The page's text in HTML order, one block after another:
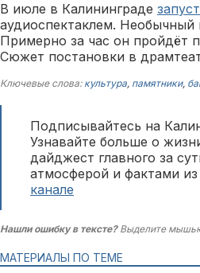
В июле в Калининграде
аудиоспектаклем.
Примерно за час он пройдёт
Сюжет постановки в
Ключевые слова: культура, памятники,
Подписывайтесь на
Узнавайте больше о
дайджест главного за
атмосферой и фактами
канале
Нашли ошибку в тексте?Выделите
МАТЕРИАЛЫ ПО ТЕМЕ